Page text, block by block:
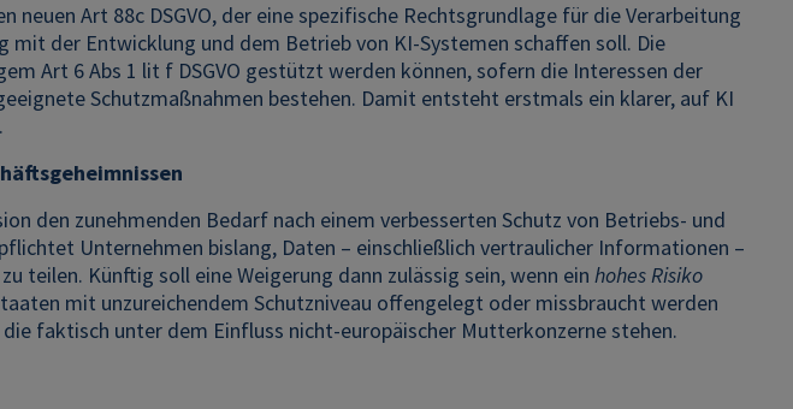
neuen Art 88c DSGVO, der eine spezifische Rechtsgrundlage für die Verarbeitung
mit der Entwicklung und dem Betrieb von KI-Systemen schaffen soll. Die
Art 6 Abs 1 lit f DSGVO gestützt werden können, sofern die Interessen der
Schutzmaßnahmen bestehen. Damit entsteht erstmals ein klarer, auf KI
den zunehmenden Bedarf nach einem verbesserten Schutz von Betriebs- und
Unternehmen bislang, Daten – einschließlich vertraulicher Informationen –
teilen. Künftig soll eine Weigerung dann zulässig sein, wenn ein hohes Risiko
mit unzureichendem Schutzniveau offengelegt oder missbraucht werden
faktisch unter dem Einfluss nicht-europäischer Mutterkonzerne stehen.